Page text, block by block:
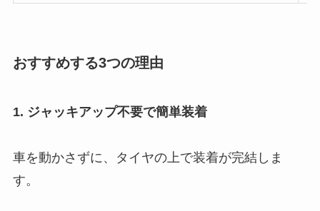
おすすめする3つの理由
1. ジャッキアップ不要で簡単装着
車を動かさずに、タイヤの上で装着が完結しま
す。